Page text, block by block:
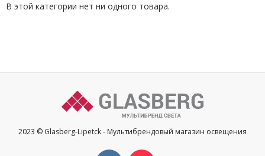
В этой категории нет ни одного товара.
2023 © Glasberg-Lipetck - Мультибрендовый магазин освещения